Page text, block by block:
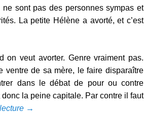
sont pas des personnes sympas et
La petite Hélène a avorté, et c’est
on veut avorter. Genre vraiment pas.
ventre de sa mère, le faire disparaître
dans le débat de pour ou contre
donc la peine capitale. Par contre il faut
→